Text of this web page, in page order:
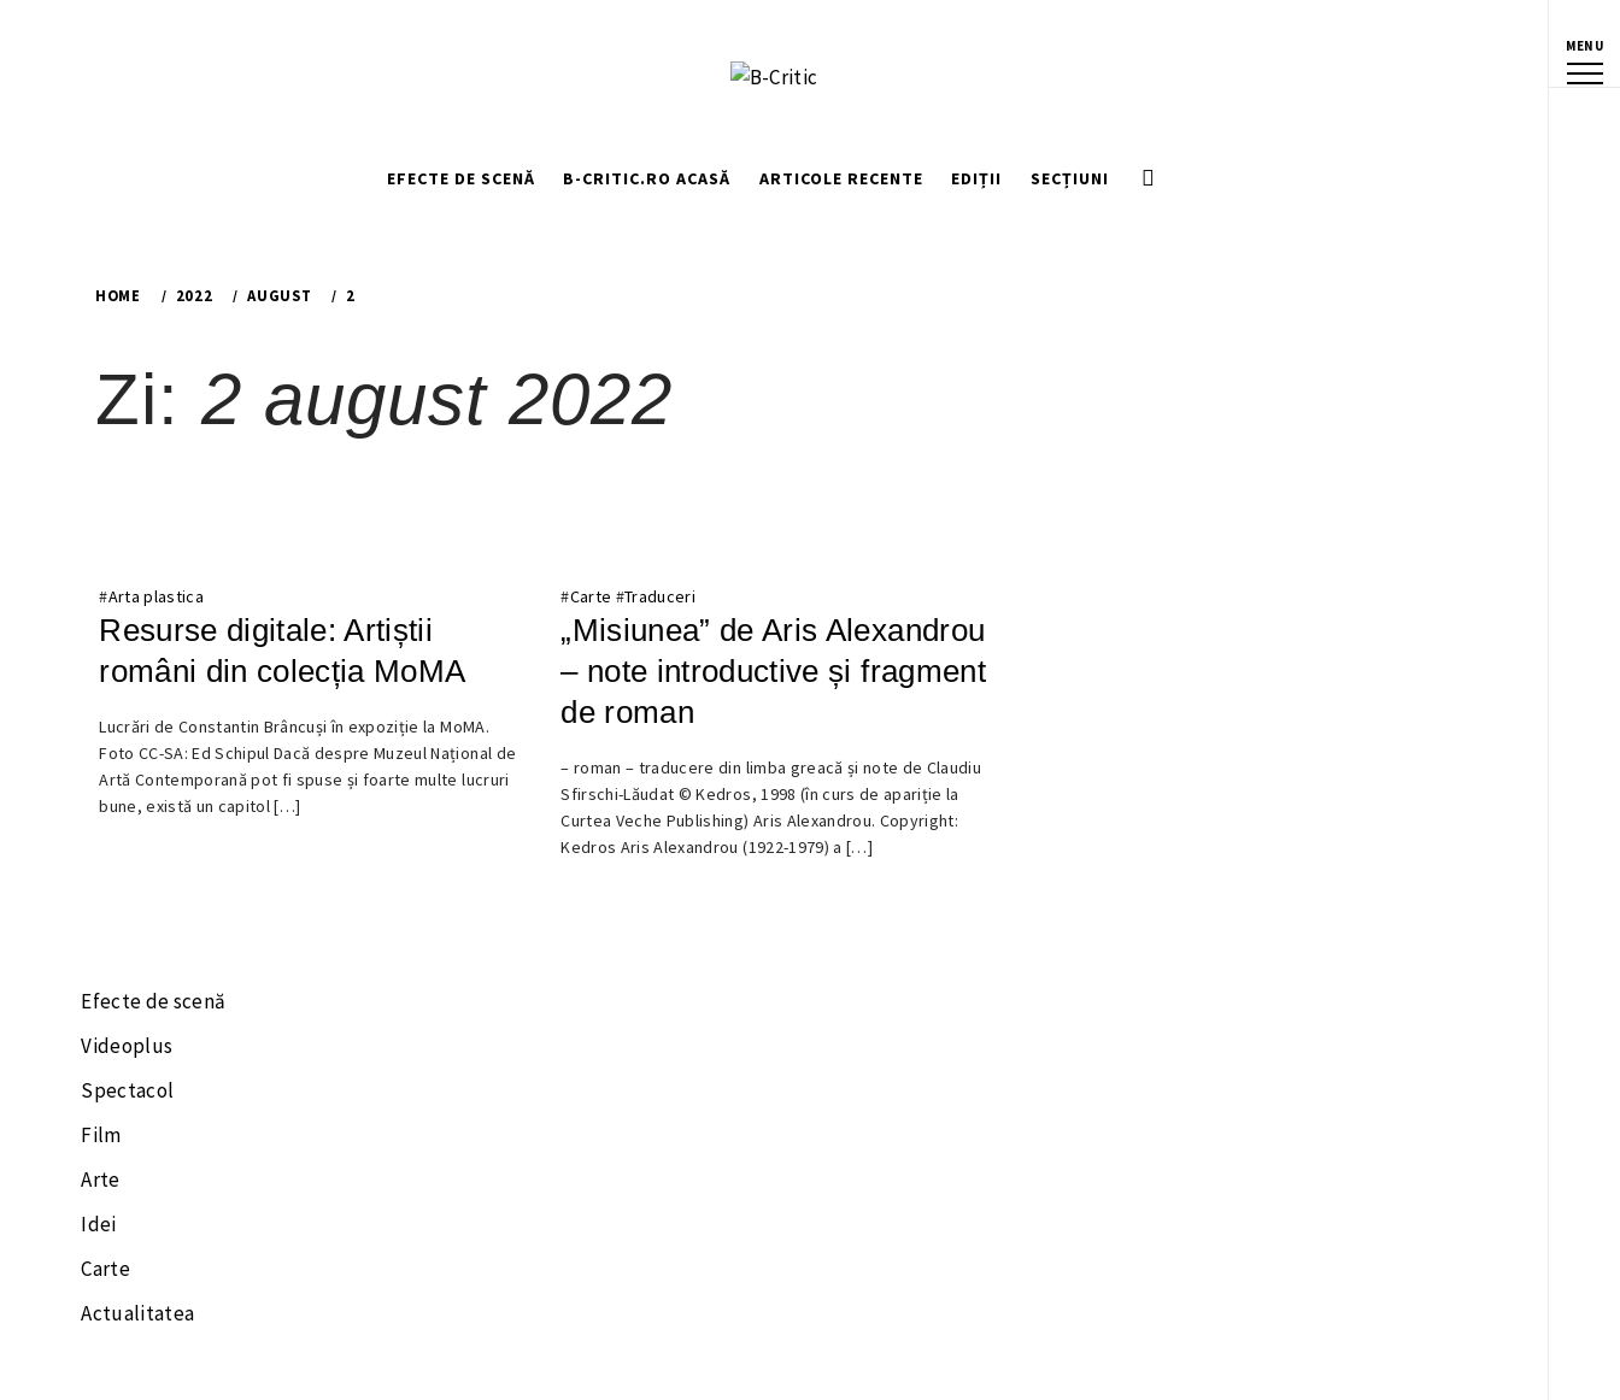
MENU
EFECTE DE SCENĂ B-CRITIC.RO ACASĂ ARTICOLE RECENTE EDIȚII SECȚIUNI
HOME 2022 AUGUST 2
Zi:2 august 2022
#Arta plastica
Resurse digitale: Artiștii
români din colecția MoMA
2
AUGUST
2022
Lucrări de Constantin Brâncuși în expoziție la MoMA.
Foto CC-SA: Ed Schipul Dacă despre Muzeul Național de
Artă Contemporană pot fi spuse și foarte multe lucruri
bune, există un capitol […]
#Carte #Traduceri
„Misiunea” de Aris Alexandrou
– note introductive și fragment
de roman
2
AUGUST
2022
– roman – traducere din limba greacă și note de Claudiu
Sfirschi-Lăudat © Kedros, 1998 (în curs de apariție la
Curtea Veche Publishing) Aris Alexandrou. Copyright:
Kedros Aris Alexandrou (1922-1979) a […]
Efecte de scenă
Videoplus
Spectacol
Film
Arte
Idei
Carte
Actualitatea